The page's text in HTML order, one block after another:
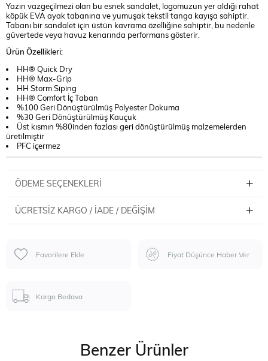
Yazın vazgeçilmezi olan bu esnek sandalet, logomuzun yer aldığı rahat
köpük EVA ayak tabanına ve yumuşak tekstil tanga kayışa sahiptir.
Tabanı bir sandalet için üstün kavrama özelliğine sahiptir, bu nedenle
güvertede veya havuz kenarında performans gösterir.
Ürün Özellikleri:
HH® Quick Dry
HH® Max-Grip
HH Storm Siping
HH® Comfort İç Taban
%100 Geri Dönüştürülmüş Polyester Dokuma
%30 Geri Dönüştürülmüş Kauçuk
Üst kısmın %80inden fazlası geri dönüştürülmüş malzemelerden
üretilmiştir
PFC içermez
ÖDEME SEÇENEKLERI
ÜCRETSIZ KARGO / İADE / DEĞIŞIM
Favorilere Ekle Fiyat Düşünce Haber Ver
Kargo Bedava
Benzer Ürünler